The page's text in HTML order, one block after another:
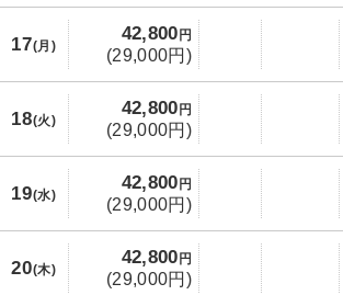
17(月)
42,800 円
(29,000円)
18(火)
42,800 円
(29,000円)
19(水)
42,800 円
(29,000円)
20(木)
42,800 円
(29,000円)